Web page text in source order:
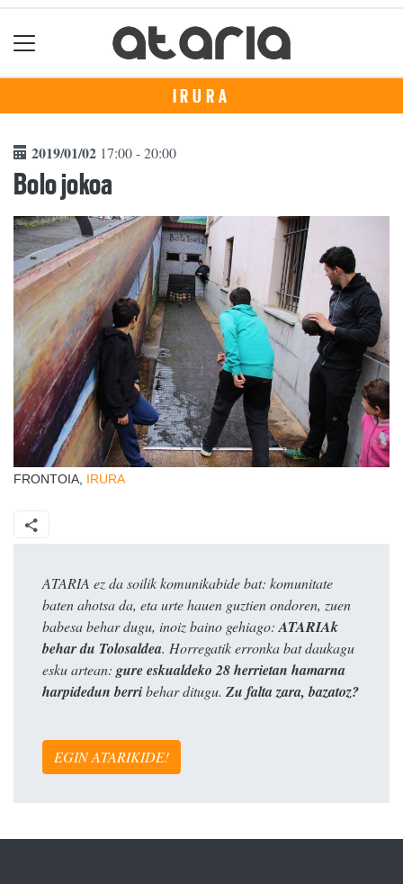
IRURA
2019/01/02 17:00 - 20:00
Bolo jokoa
FRONTOIA, IRURA
ATARIA ez da soilik komunikabide bat: komunitate
baten ahotsa da, eta urte hauen guztien ondoren, zuen
babesa behar dugu, inoiz baino gehiago: ATARIAk
behar du Tolosaldea. Horregatik erronka bat daukagu
esku artean: gure eskualdeko 28 herrietan hamarna
harpidedun berribehar ditugu. Zu falta zara, bazatoz?
EGIN ATARIKIDE!